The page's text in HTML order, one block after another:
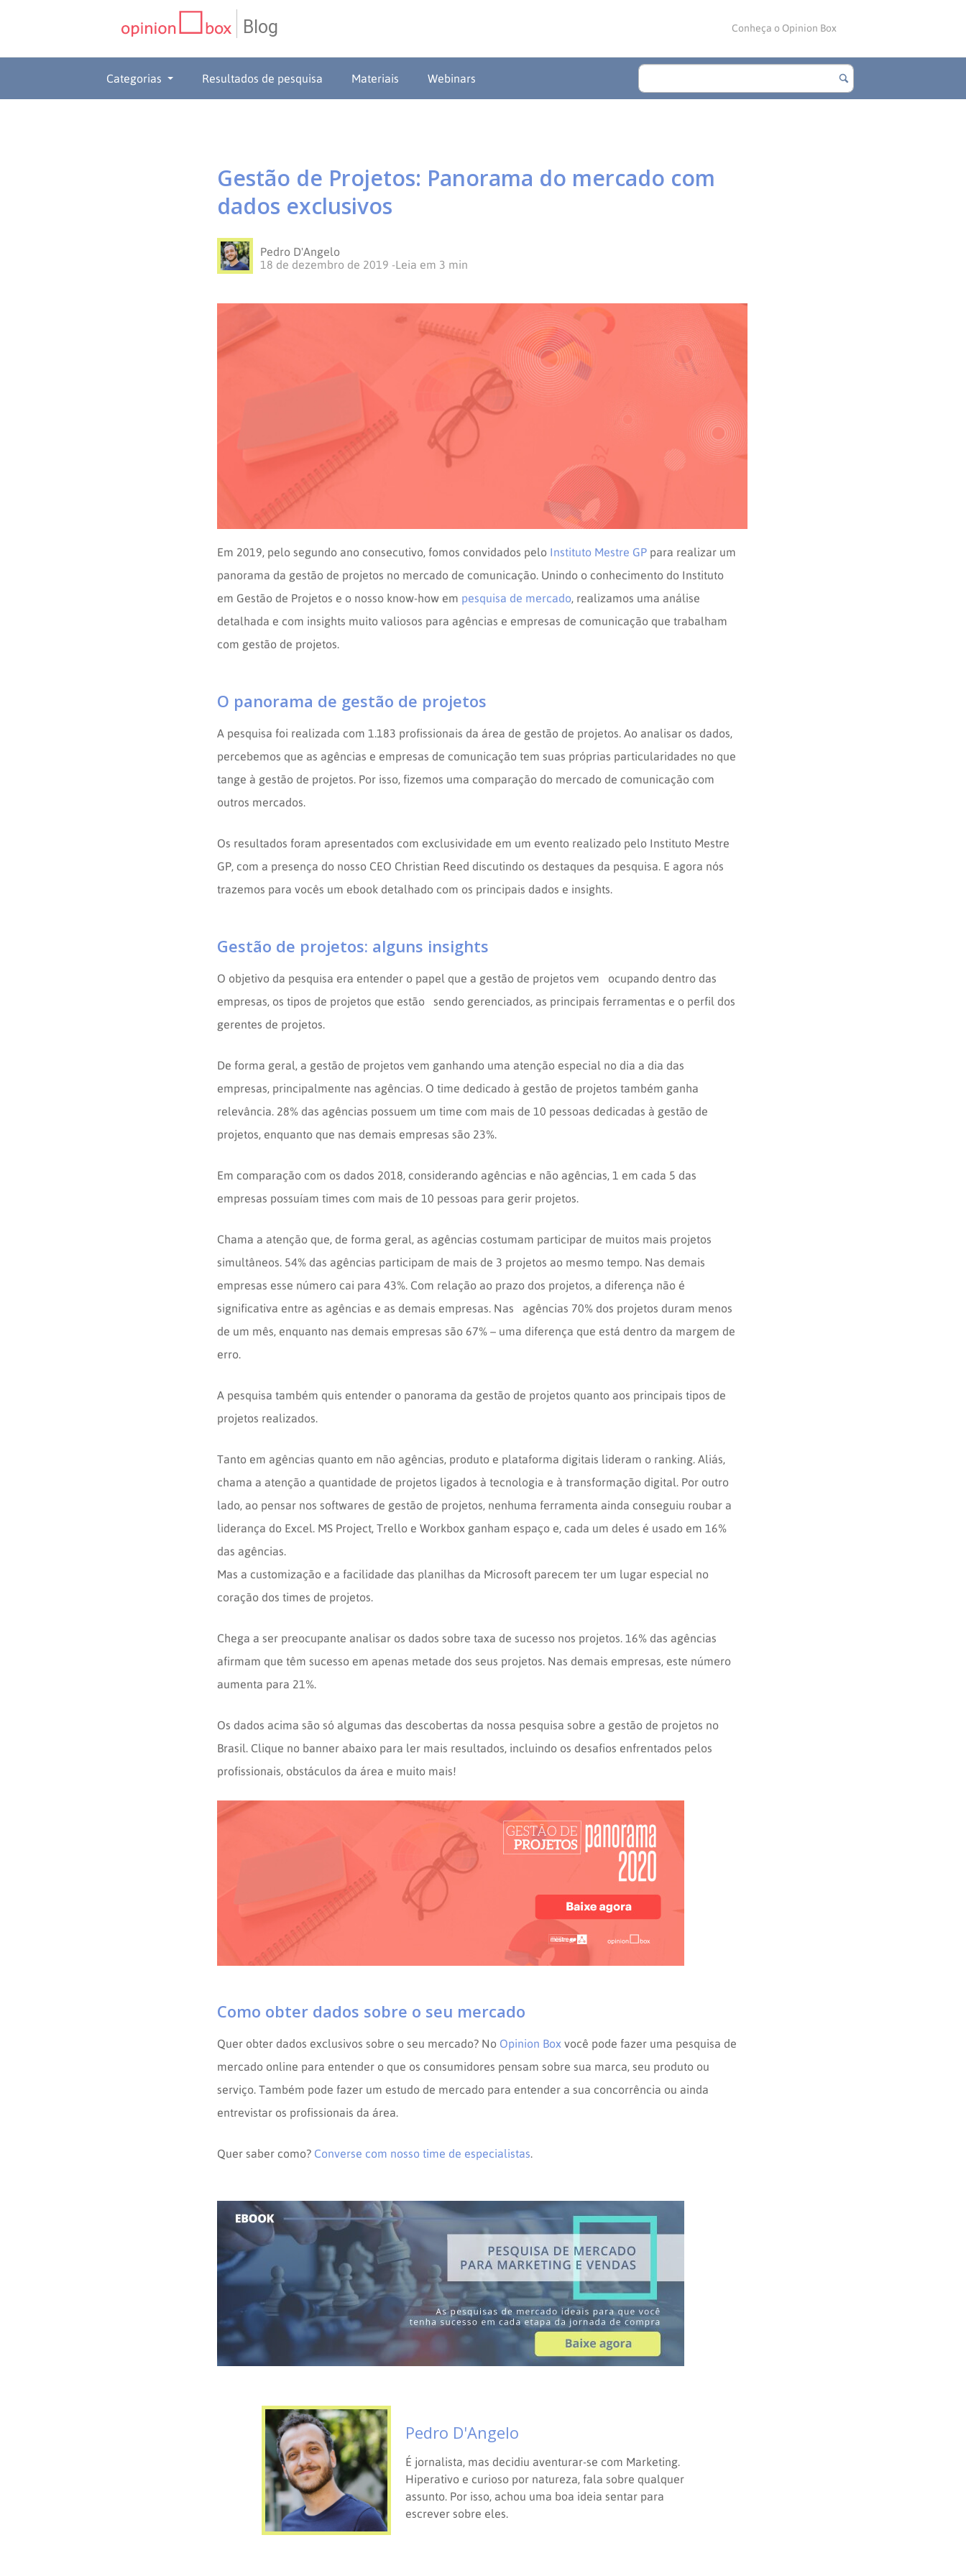
Blog Conheça o Opinion Box
Categorias Resultados de pesquisa Materiais Webinars
Gestão de Projetos: Panorama do mercado com
dados exclusivos
Pedro D'Angelo
18 de dezembro de 2019 -Leia em 3 min
Em 2019, pelo segundo ano consecutivo, fomos convidados pelo Instituto Mestre GP para realizar um
panorama da gestão de projetos no mercado de comunicação. Unindo o conhecimento do Instituto
em Gestão de Projetos e o nosso know-how em pesquisa de mercado, realizamos uma análise
detalhada e com insights muito valiosos para agências e empresas de comunicação que trabalham
com gestão de projetos.
O panorama de gestão de projetos
A pesquisa foi realizada com 1.183 profissionais da área de gestão de projetos. Ao analisar os dados,
percebemos que as agências e empresas de comunicação tem suas próprias particularidades no que
tange à gestão de projetos. Por isso, fizemos uma comparação do mercado de comunicação com
outros mercados.
Os resultados foram apresentados com exclusividade em um evento realizado pelo Instituto Mestre
GP, com a presença do nosso CEO Christian Reed discutindo os destaques da pesquisa. E agora nós
trazemos para vocês um ebook detalhado com os principais dados e insights.
Gestão de projetos: alguns insights
O objetivo da pesquisa era entender o papel que a gestão de projetos vem ocupando dentro das
empresas, os tipos de projetos que estão sendo gerenciados, as principais ferramentas e o perfil dos
gerentes de projetos.
De forma geral, a gestão de projetos vem ganhando uma atenção especial no dia a dia das
empresas, principalmente nas agências. O time dedicado à gestão de projetos também ganha
relevância. 28% das agências possuem um time com mais de 10 pessoas dedicadas à gestão de
projetos, enquanto que nas demais empresas são 23%.
Em comparação com os dados 2018, considerando agências e não agências, 1 em cada 5 das
empresas possuíam times com mais de 10 pessoas para gerir projetos.
Chama a atenção que, de forma geral, as agências costumam participar de muitos mais projetos
simultâneos. 54% das agências participam de mais de 3 projetos ao mesmo tempo. Nas demais
empresas esse número cai para 43%. Com relação ao prazo dos projetos, a diferença não é
significativa entre as agências e as demais empresas. Nas agências 70% dos projetos duram menos
de um mês, enquanto nas demais empresas são 67% – uma diferença que está dentro da margem de
erro.
A pesquisa também quis entender o panorama da gestão de projetos quanto aos principais tipos de
projetos realizados.
Tanto em agências quanto em não agências, produto e plataforma digitais lideram o ranking. Aliás,
chama a atenção a quantidade de projetos ligados à tecnologia e à transformação digital. Por outro
lado, ao pensar nos softwares de gestão de projetos, nenhuma ferramenta ainda conseguiu roubar a
liderança do Excel. MS Project, Trello e Workbox ganham espaço e, cada um deles é usado em 16%
das agências.
Mas a customização e a facilidade das planilhas da Microsoft parecem ter um lugar especial no
coração dos times de projetos.
Chega a ser preocupante analisar os dados sobre taxa de sucesso nos projetos. 16% das agências
afirmam que têm sucesso em apenas metade dos seus projetos. Nas demais empresas, este número
aumenta para 21%.
Os dados acima são só algumas das descobertas da nossa pesquisa sobre a gestão de projetos no
Brasil. Clique no banner abaixo para ler mais resultados, incluindo os desafios enfrentados pelos
profissionais, obstáculos da área e muito mais!
Como obter dados sobre o seu mercado
Quer obter dados exclusivos sobre o seu mercado? No Opinion Box você pode fazer uma pesquisa de
mercado online para entender o que os consumidores pensam sobre sua marca, seu produto ou
serviço. Também pode fazer um estudo de mercado para entender a sua concorrência ou ainda
entrevistar os profissionais da área.
Quer saber como? Converse com nosso time de especialistas.
Pedro D'Angelo
É jornalista, mas decidiu aventurar-se com Marketing.
Hiperativo e curioso por natureza, fala sobre qualquer
assunto. Por isso, achou uma boa ideia sentar para
escrever sobre eles.
CATEGORIAS
NPS
RESULTADOS